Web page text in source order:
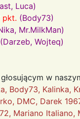
Luca)
pkt. (Body73)
Mr.MilkMan)
(Darzeb, Wojteq)
w
Body73, Kalinka,
DMC, Darek
Mariano Italiano,